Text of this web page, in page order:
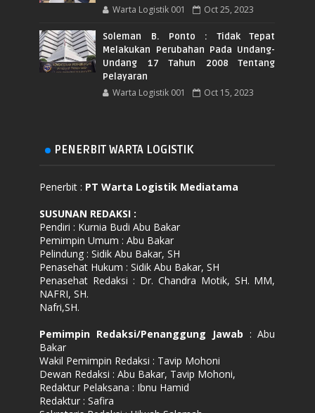
Warta Logistik 001 Oct 25, 2023
Soleman B. Ponto : Tidak Tepat
Melakukan Perubahan Pada Undang-
Undang 17 Tahun 2008 Tentang
Pelayaran
Warta Logistik 001 Oct 15, 2023
PENERBIT WARTA LOGISTIK
Penerbit : PT Warta Logistik Mediatama
SUSUNAN REDAKSI :
Pendiri : Kurnia Budi Abu Bakar
Pemimpin Umum : Abu Bakar
Pelindung : Sidik Abu Bakar, SH
Penasehat Hukum : Sidik Abu Bakar, SH
Penasehat Redaksi : Dr. Chandra Motik, SH. MM,
NAFRI, SH.
Nafri,SH.
Pemimpin Redaksi/Penanggung Jawab : Abu
Bakar
Wakil Pemimpin Redaksi : Tavip Mohoni
Dewan Redaksi : Abu Bakar, Tavip Mohoni,
Redaktur Pelaksana : Ibnu Hamid
Redaktur : Safira